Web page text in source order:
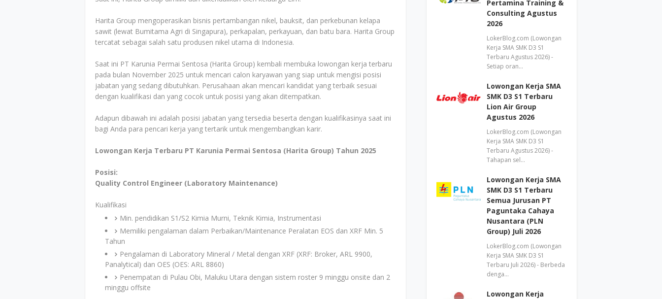
Harita Group mengoperasikan bisnis pertambangan nikel, bauksit, dan perkebunan kelapa
sawit (lewat Bumitama Agri di Singapura), perkapalan, perkayuan, dan batu bara. Harita Group
tercatat sebagai salah satu produsen nikel utama di Indonesia.
Saat ini PT Karunia Permai Sentosa (Harita Group) kembali membuka lowongan kerja terbaru
pada bulan November 2025 untuk mencari calon karyawan yang siap untuk mengisi posisi
jabatan yang sedang dibutuhkan. Perusahaan akan mencari kandidat yang terbaik sesuai
dengan kualifikasi dan yang cocok untuk posisi yang akan ditempatkan.
Adapun dibawah ini adalah posisi jabatan yang tersedia beserta dengan kualifikasinya saat ini
bagi Anda para pencari kerja yang tertarik untuk mengembangkan karir.
Lowongan Kerja Terbaru PT Karunia Permai Sentosa (Harita Group) Tahun 2025
Posisi:
Quality Control Engineer (Laboratory Maintenance)
Kualifikasi
Min. pendidikan S1/S2 Kimia Murni, Teknik Kimia, Instrumentasi
Memiliki pengalaman dalam Perbaikan/Maintenance Peralatan EOS dan XRF Min. 5
Tahun
Pengalaman di Laboratory Mineral / Metal dengan XRF (XRF: Broker, ARL 9900,
Panalytical) dan OES (OES: ARL 8860)
Penempatan di Pulau Obi, Maluku Utara dengan sistem roster 9 minggu onsite dan 2
minggu offsite
Pertamina Training &
Consulting Agustus
2026
LokerBlog.com (Lowongan
Kerja SMA SMK D3 S1
Terbaru Agustus 2026) -
Setiap oran…
Lowongan Kerja SMA
SMK D3 S1 Terbaru
Lion Air Group
Agustus 2026
LokerBlog.com (Lowongan
Kerja SMA SMK D3 S1
Terbaru Agustus 2026) -
Tahapan sel…
Lowongan Kerja SMA
SMK D3 S1 Terbaru
Semua Jurusan PT
Paguntaka Cahaya
Nusantara (PLN
Group) Juli 2026
LokerBlog.com (Lowongan
Kerja SMA SMK D3 S1
Terbaru Juli 2026) - Berbeda
denga…
Lowongan Kerja